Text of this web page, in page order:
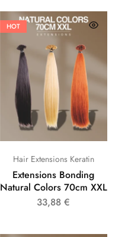
HOT
Hair Extensions Keratin
Extensions Bonding
Natural Colors 70cm XXL
33,88€